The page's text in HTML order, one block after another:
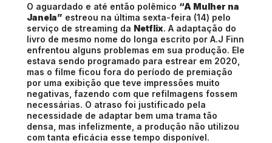
O aguardado e até então polêmico “A Mulher na
Janela” estreou na última sexta-feira (14) pelo
serviço de streaming da Netflix. A adaptação do
livro de mesmo nome do longa escrito por A.J Finn
enfrentou alguns problemas em sua produção. Ele
estava sendo programado para estrear em 2020,
mas o filme ficou fora do período de premiação
por uma exibição que teve impressões muito
negativas, fazendo com que refilmagens fossem
necessárias. O atraso foi justificado pela
necessidade de adaptar bem uma trama tão
densa, mas infelizmente, a produção não utilizou
com tanta eficácia esse tempo disponível.